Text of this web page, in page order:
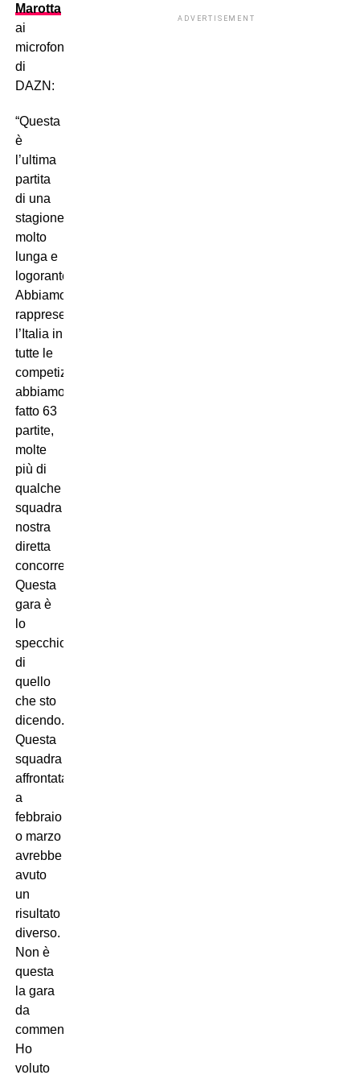
Marotta
ai
microfoni
di
DAZN:
“Questa
è
l’ultima
partita
di una
stagione
molto
lunga e
logorante.
Abbiamo
rappresentato
l’Italia in
tutte le
competizione,
abbiamo
fatto 63
partite,
molte
più di
qualche
squadra
nostra
diretta
concorrente.
Questa
gara è
lo
specchio
di
quello
che sto
dicendo.
Questa
squadra
affrontata
a
febbraio
o marzo
avrebbe
avuto
un
risultato
diverso.
Non è
questa
la gara
da
commentare.
Ho
voluto
ADVERTISEMENT